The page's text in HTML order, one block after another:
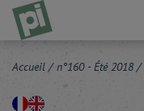
Accueil / n°160 - Été 2018/